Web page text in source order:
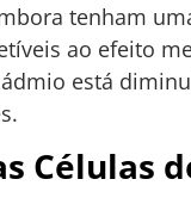
tenham
ao efeito
está
Células